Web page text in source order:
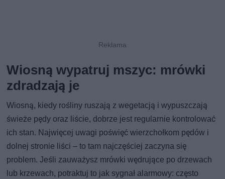
Wiosną wypatruj mszyc: mrówki
zdradzają je
Wiosną, kiedy rośliny ruszają z wegetacją i wypuszczają
świeże pędy oraz liście, dobrze jest regularnie kontrolować
ich stan. Najwięcej uwagi poświęć wierzchołkom pędów i
dolnej stronie liści – to tam najczęściej zaczyna się
problem. Jeśli zauważysz mrówki wędrujące po drzewach
lub krzewach, potraktuj to jak sygnał alarmowy: często